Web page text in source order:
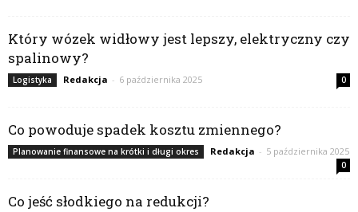
Który wózek widłowy jest lepszy, elektryczny czy
spalinowy?
Logistyka Redakcja - 6 października 2025 0
Co powoduje spadek kosztu zmiennego?
Planowanie finansowe na krótki i długi okres Redakcja - 5 października 2025
0
Co jeść słodkiego na redukcji?